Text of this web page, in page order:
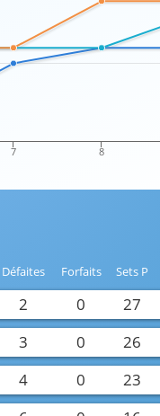
7 8
Défaites Forfaits Sets P
2 0 27
3 0 26
4 0 23